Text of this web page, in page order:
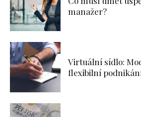
manažer?
Virtuální sídlo:
flexibilní